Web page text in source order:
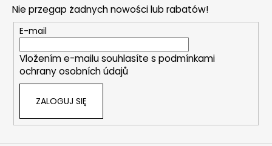
Nie przegap żadnych nowości lub rabatów!
E-mail
Vložením e-mailu souhlasíte s podmínkami
ochrany osobních údajů
ZALOGUJ SIĘ